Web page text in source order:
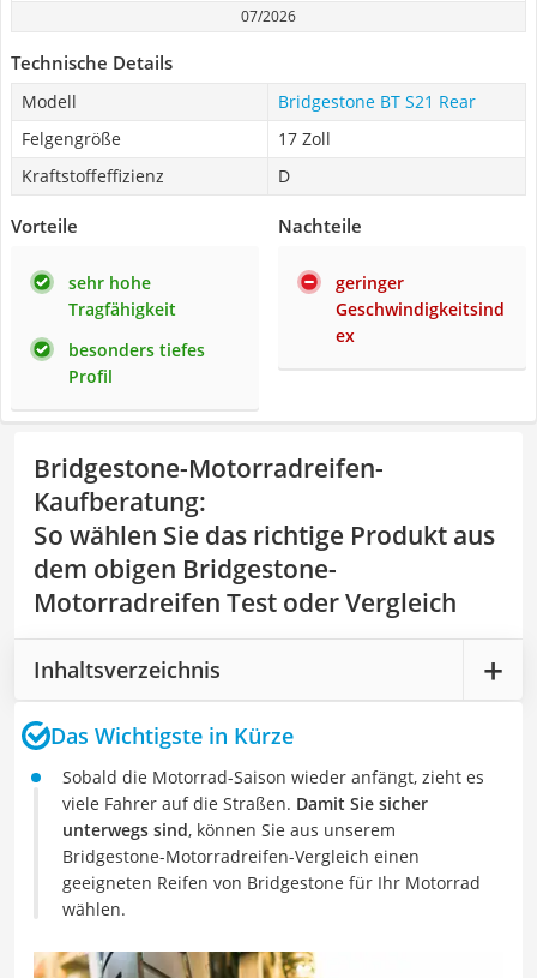
07/2026
Technische Details
Modell
Bridgestone BT S21 Rear
Felgengröße
17 Zoll
Kraftstoffeffizienz
D
Vorteile
sehr hohe
Tragfähigkeit
besonders tiefes
Profil
Nachteile
geringer
Geschwindigkeitsind
ex
Bridgestone-Motorradreifen-
Kaufberatung:
So wählen Sie das richtige Produkt aus
dem obigen Bridgestone-
Motorradreifen Test oder Vergleich
Inhaltsverzeichnis
Das Wichtigste in Kürze
Sobald die Motorrad-Saison wieder anfängt, zieht es
viele Fahrer auf die Straßen. Damit Sie sicher
unterwegs sind, können Sie aus unserem
Bridgestone-Motorradreifen-Vergleich einen
geeigneten Reifen von Bridgestone für Ihr Motorrad
wählen.